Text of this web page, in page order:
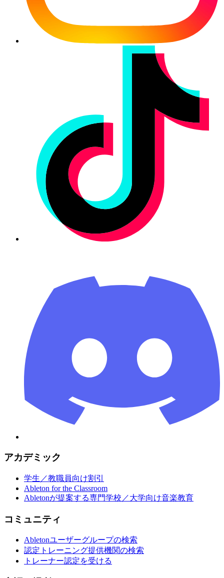
アカデミック
学生／教職員向け割引
Ableton for the Classroom
Abletonが提案する専門学校／大学向け音楽教育
コミュニティ
Abletonユーザーグループの検索
認定トレーニング提供機関の検索
トレーナー認定を受ける